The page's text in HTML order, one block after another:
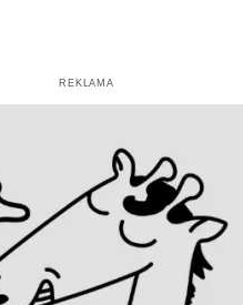
REKLAMA